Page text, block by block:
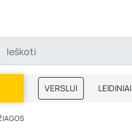
VERSLUI LEIDINIAI